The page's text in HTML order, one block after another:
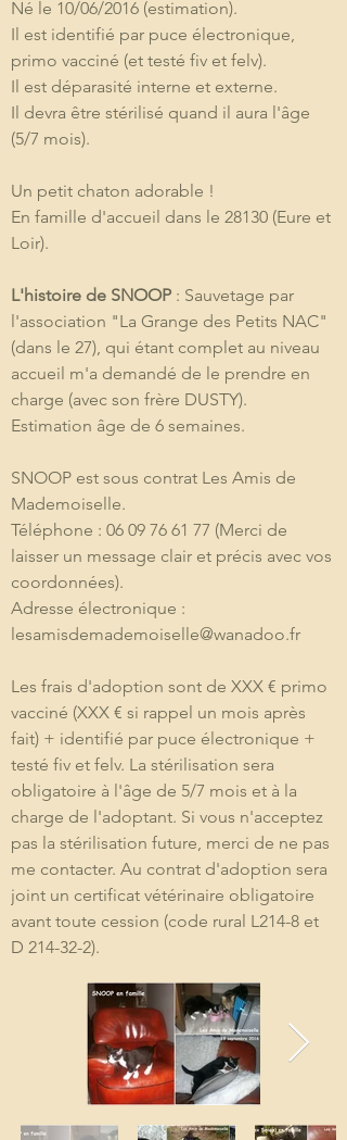
Né le 10/06/2016 (estimation).
Il est identifié par puce électronique,
primo vacciné (et testé fiv et felv).
Il est déparasité interne et externe.
Il devra être stérilisé quand il aura l'âge
(5/7 mois).
Un petit chaton adorable !
En famille d'accueil dans le 28130 (Eure et
Loir).
L'histoire de SNOOP : Sauvetage par
l'association "La Grange des Petits NAC"
(dans le 27), qui étant complet au niveau
accueil m'a demandé de le prendre en
charge (avec son frère DUSTY).
Estimation âge de 6 semaines.
SNOOP est sous contrat Les Amis de
Mademoiselle.
Téléphone : 06 09 76 61 77 (Merci de
laisser un message clair et précis avec vos
coordonnées).
Adresse électronique :
lesamisdemademoiselle@wanadoo.fr
Les frais d'adoption sont de XXX € primo
vacciné (XXX € si rappel un mois après
fait) + identifié par puce électronique +
testé fiv et felv. La stérilisation sera
obligatoire à l'âge de 5/7 mois et à la
charge de l'adoptant. Si vous n'acceptez
pas la stérilisation future, merci de ne pas
me contacter. Au contrat d'adoption sera
joint un certificat vétérinaire obligatoire
avant toute cession (code rural L214-8 et
D 214-32-2).